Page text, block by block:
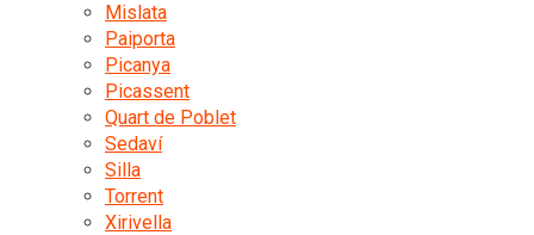
Mislata
Paiporta
Picanya
Picassent
Quart de Poblet
Sedaví
Silla
Torrent
Xirivella